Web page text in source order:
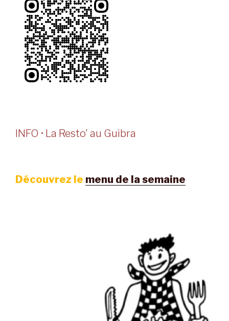
INFO • La Resto' au Guibra
Découvrez le menu de la semaine